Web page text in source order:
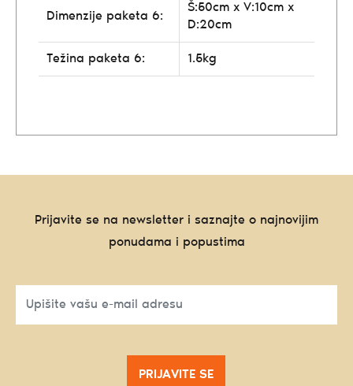
Dimenzije paketa 6:
Š:50cm x V:10cm x
D:20cm
Težina paketa 6: 1.5kg
Prijavite se na newsletter i saznajte o najnovijim
ponudama i popustima
PRIJAVITE SE